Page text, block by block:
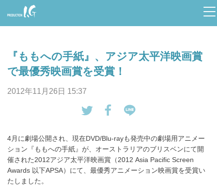
Prod
n I.G
『ももへの手紙』、アジア太平洋映画賞
で最優秀映画賞を受賞！
2012年11月26日 15:37
す
る
ok
で
で
送
る
4月に劇場公開され、現在DVD/Blu-rayも発売中の劇場用アニメー
ション『ももへの手紙』が、オーストラリアのブリスベンにて開
催された2012アジア太平洋映画賞（2012 Asia Pacific Screen
Awards 以下APSA）にて、最優秀アニメーション映画賞を受賞い
たしました。